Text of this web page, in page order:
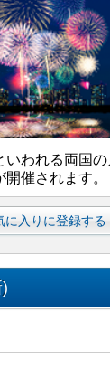
いわれる両国
催されます。
に入りに登録する